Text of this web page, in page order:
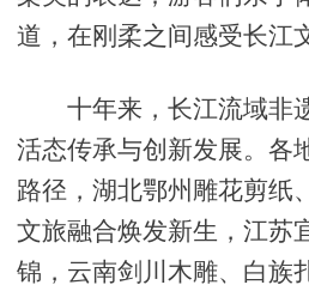
道，在刚柔之间感受长江
十年来，长江流域非
活态传承与创新发展。各
路径，湖北鄂州雕花剪纸
文旅融合焕发新生，江苏
锦，云南剑川木雕、白族